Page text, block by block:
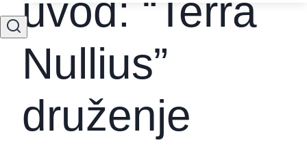
uvod: “Terra
Nullius”
druženje